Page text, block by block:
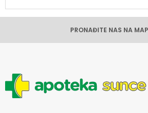
PRONAĐITE NAS NA